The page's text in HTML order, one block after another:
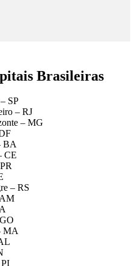
Brasileiras
SP
– RJ
– MG
BA
CE
– RS
MA
PI